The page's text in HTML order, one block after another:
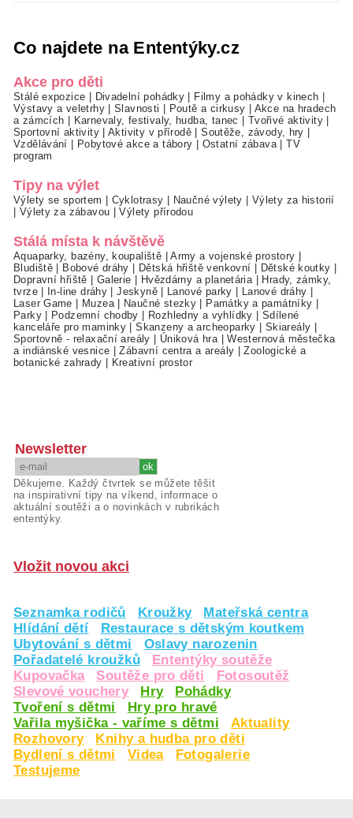
Co najdete na Ententýky.cz
Akce pro děti
Stálé expozice Divadelní pohádky Filmy a pohádky v kinech
Výstavy a veletrhy|Slavnosti Poutě a cirkusy
Akce na hradech
a zámcích
Karnevaly, festivaly, hudba, tanec Tvořivé aktivity
Sportovní aktivity|Aktivity v přírodě |Soutěže, závody, hry
Vzdělávání
Pobytové akce a tábory Ostatní zábava |TV
program
Tipy na výlet
Výlety se sportem Cyklotrasy Naučné výlety
Výlety za historií
Výlety za zábavou |Výlety přírodou
Stálá místa k návštěvě
Aquaparky, bazény, koupaliště |Army a vojenské prostory
Bludiště
Bobové dráhy Dětská hřiště venkovní Dětské koutky
Dopravní hřiště
Galerie Hvězdárny a planetária
Hrady, zámky,
tvrze| In-line dráhy |Jeskyně| Lanové parky Lanové dráhy
Laser Game
Muzea| Naučné stezky Památky a památníky
Parky| Podzemní chodby Rozhledny a vyhlídky
Sdílené
kanceláře pro maminky |Skanzeny a archeoparky Skiareály
Sportovně - relaxační areály
Úniková hra |Westernová městečka
a indiánské vesnice |Zábavní centra a areály |Zoologické a
botanické zahrady
Kreativní prostor
Newsletter
Děkujeme. Každý čtvrtek se můžete těšit
na inspirativní tipy na víkend, informace o
aktuální soutěži a o novinkách v rubrikách
ententýky.
Vložit novou akci
Seznamka rodičů Kroužky
Mateřská centra
Hlídání dětí
Restaurace s dětským koutkem
Ubytování s dětmi
Oslavy narozenin
Pořadatelé kroužků
Ententýky soutěže
Kupovačka
Soutěže pro děti
Fotosoutěž
Slevové vouchery
Hry
Pohádky
Tvoření s dětmi
Hry pro hravé
Vařila myšička - vaříme s dětmi
Aktuality
Rozhovory
Knihy a hudba pro děti
Bydlení s dětmi
Videa
Fotogalerie
Testujeme